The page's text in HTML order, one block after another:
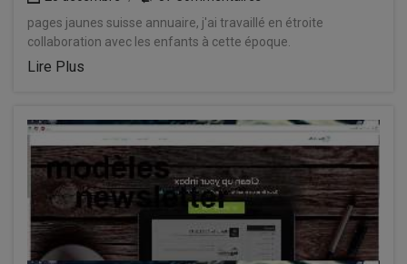
pages jaunes suisse annuaire, j'ai travaillé en étroite
collaboration avec les enfants à cette époque.
Lire Plus